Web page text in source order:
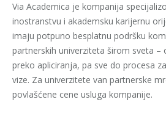
Via Academica je kompanija
inostranstvu i akademsku karijernu
imaju potpuno besplatnu podršku
partnerskih univerziteta širom sveta –
preko apliciranja, pa sve do procesa
vize. Za univerzitete van partnerske
povlašćene cene usluga kompanije.